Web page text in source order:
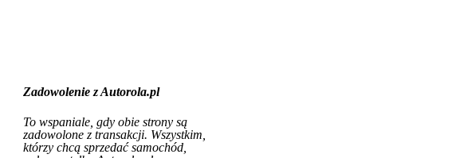
Zadowolenie z Autorola.pl
To wspaniale, gdy obie strony są
zadowolone z transakcji. Wszystkim,
którzy chcą sprzedać samochód,